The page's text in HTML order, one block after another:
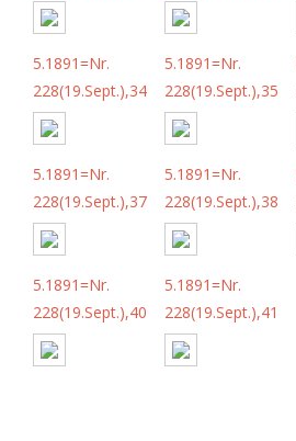
5.1891=Nr.
228(19.Sept.),34
5.1891=Nr.
228(19.Sept.),35
5.1891=Nr.
228(19.Sept.),37
5.1891=Nr.
228(19.Sept.),38
5.1891=Nr.
228(19.Sept.),40
5.1891=Nr.
228(19.Sept.),41